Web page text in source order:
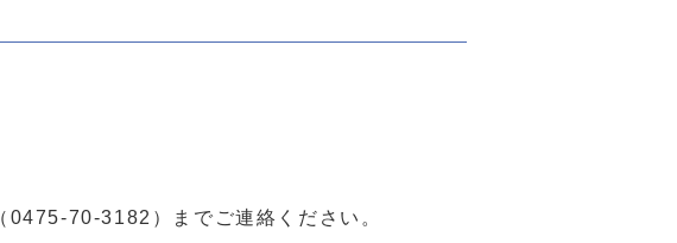
70-3182）までご連絡ください。